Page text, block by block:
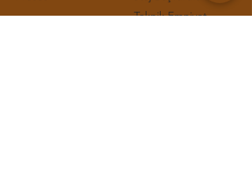
Teknik Emniyet